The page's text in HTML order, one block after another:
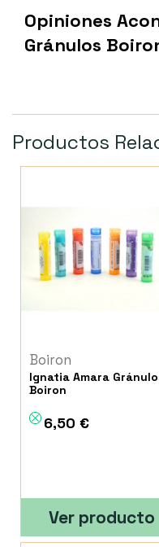
Opiniones
Gránulos
Productos
Boiron
Ignatia Amara
Boiron
6,50 €
Ver producto